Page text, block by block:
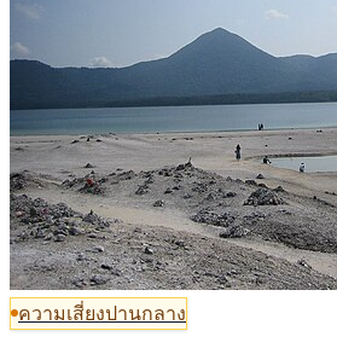
ความเสี่ยงปานกลาง